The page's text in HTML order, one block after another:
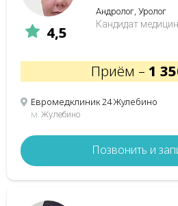
4,5
Андролог, Уролог
Кандидат
Приём – 1
Евромедклиник 24 Жулебино
м. Жулебино
Позвонить и